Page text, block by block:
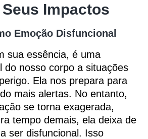
Impactos
Emoção Disfuncional
sua essência, é uma
do nosso corpo a situações
Ela nos prepara para
mais alertas. No entanto,
se torna exagerada,
tempo demais, ela deixa de
ser disfuncional. Isso